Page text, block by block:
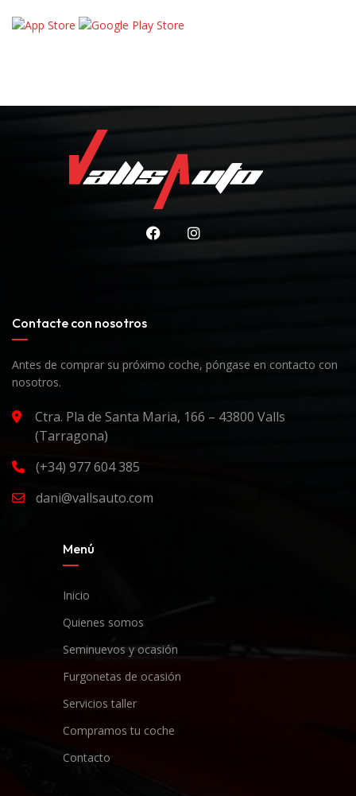
Contacte con nosotros
Antes de comprar su próximo coche, póngase en contacto con
nosotros.
Ctra. Pla de Santa Maria, 166 – 43800 Valls
(Tarragona)
(+34) 977 604 385
dani@vallsauto.com
Menú
Inicio
Quienes somos
Seminuevos y ocasión
Furgonetas de ocasión
Servicios taller
Compramos tu coche
Contacto